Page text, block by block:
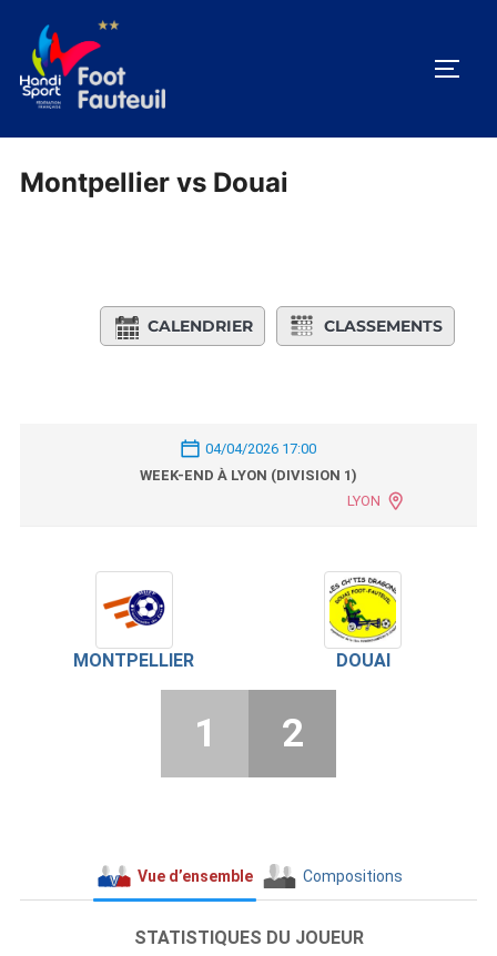
contenu
Montpellier vs Douai
CALENDRIER CLASSEMENTS
04/04/2026 17:00
WEEK-END À LYON (DIVISION 1)
LYON
MONTPELLIER DOUAI
1 2
Vue d’ensemble Compositions
STATISTIQUES DU JOUEUR